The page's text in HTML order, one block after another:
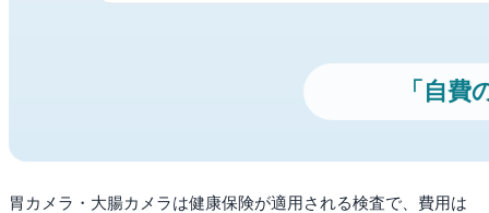
胃カメラ・大腸カメラは健康保険が適用される検査で、費用は